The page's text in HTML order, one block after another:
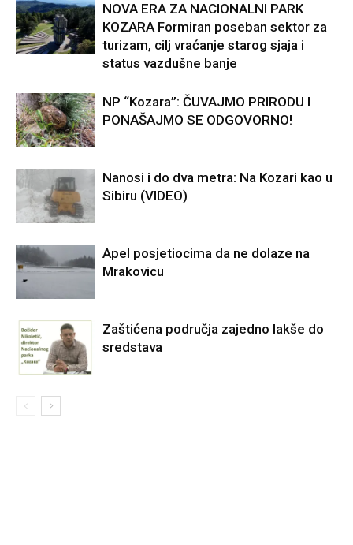
NOVA ERA ZA NACIONALNI PARK
KOZARA Formiran poseban sektor za
turizam, cilj vraćanje starog sjaja i
status vazdušne banje
NP “Kozara”: ČUVAJMO PRIRODU I
PONAŠAJMO SE ODGOVORNO!
Nanosi i do dva metra: Na Kozari kao u
Sibiru (VIDEO)
Apel posjetiocima da ne dolaze na
Mrakovicu
Zaštićena područja zajedno lakše do
sredstava